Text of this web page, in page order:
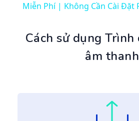
Miễn Phí | Không Cần Cài Đặt
Cách sử dụng Trình
âm thanh